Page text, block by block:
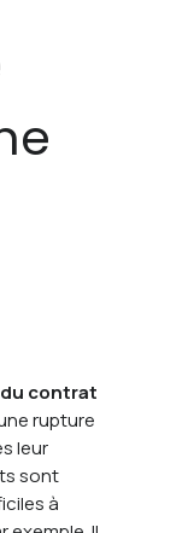
contrat
rupture
leur
sont
à